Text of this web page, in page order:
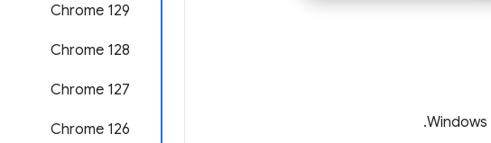
Chrome 129
‫Chrome 128
‫Chrome 127
‫Chrome 126